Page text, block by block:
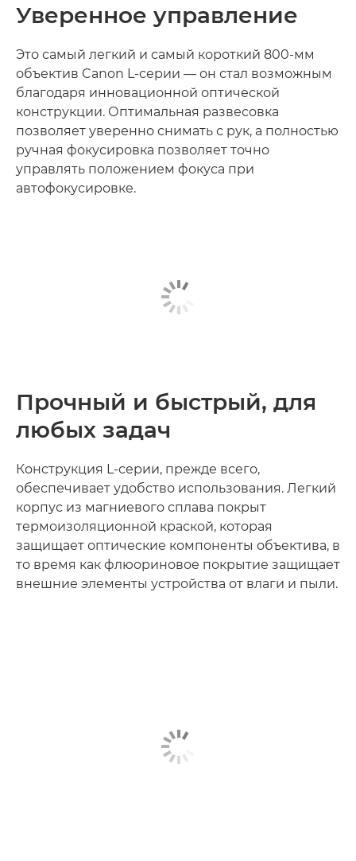
Уверенное управление
Это самый легкий и самый короткий 800-мм
объектив Canon L-серии — он стал возможным
благодаря инновационной оптической
конструкции. Оптимальная развесовка
позволяет уверенно снимать с рук, а полностью
ручная фокусировка позволяет точно
управлять положением фокуса при
автофокусировке.
Прочный и быстрый, для
любых задач
Конструкция L-серии, прежде всего,
обеспечивает удобство использования. Легкий
корпус из магниевого сплава покрыт
термоизоляционной краской, которая
защищает оптические компоненты объектива, в
то время как флюориновое покрытие защищает
внешние элементы устройства от влаги и пыли.